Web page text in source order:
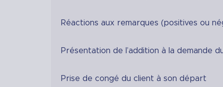
Réactions aux remarques (positives ou
Présentation de l’addition à la demande
Prise de congé du client à son départ